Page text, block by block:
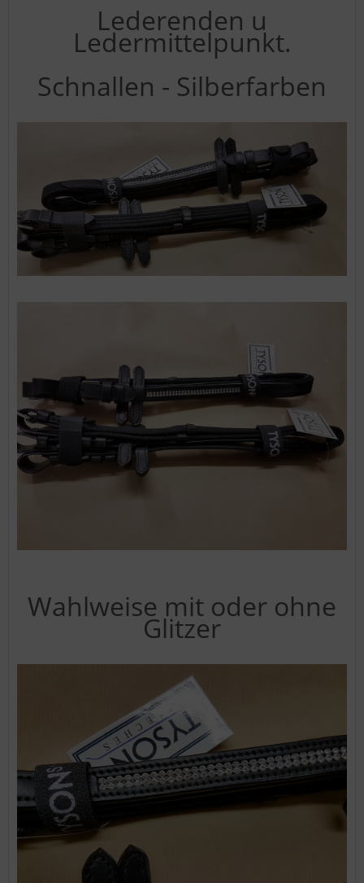
Lederenden u
Ledermittelpunkt.
Schnallen - Silberfarben
Wahlweise mit oder ohne
Glitzer